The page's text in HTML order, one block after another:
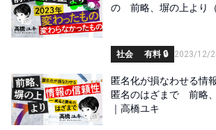
の 前略、塀の上より
社会 有料 🔒 2023/12/
匿名化が損なわせる情
匿名のはざまで 前略、
｜高橋ユキ